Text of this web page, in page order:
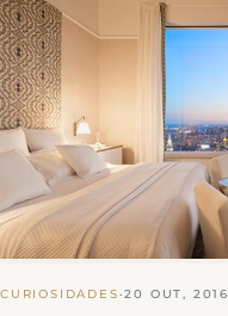
CURIOSIDADES·20 OUT, 2016